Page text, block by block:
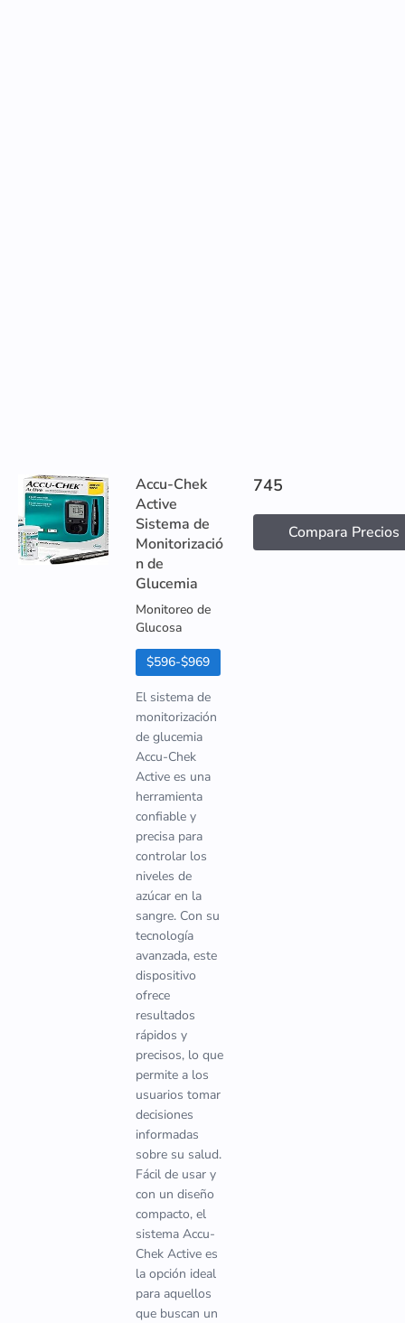
Accu-Chek
Active
Sistema de
Monitorizació
n de
Glucemia
Monitoreo de
Glucosa
$596-$969
El sistema de
monitorización
de glucemia
Accu-Chek
Active es una
herramienta
confiable y
precisa para
controlar los
niveles de
azúcar en la
sangre. Con su
tecnología
avanzada, este
dispositivo
ofrece
resultados
rápidos y
precisos, lo que
permite a los
usuarios tomar
decisiones
informadas
sobre su salud.
Fácil de usar y
con un diseño
compacto, el
sistema Accu-
Chek Active es
la opción ideal
para aquellos
que buscan un
745
Compara Precios